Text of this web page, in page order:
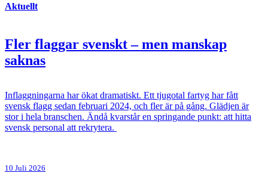
Aktuellt
Fler flaggar svenskt – men manskap
saknas
Inflaggningarna har ökat dramatiskt. Ett tjugotal fartyg har fått
svensk flagg sedan februari 2024, och fler är på gång. Glädjen är
stor i hela branschen. Ändå kvarstår en springande punkt: att hitta
svensk personal att rekrytera.
10 Juli 2026